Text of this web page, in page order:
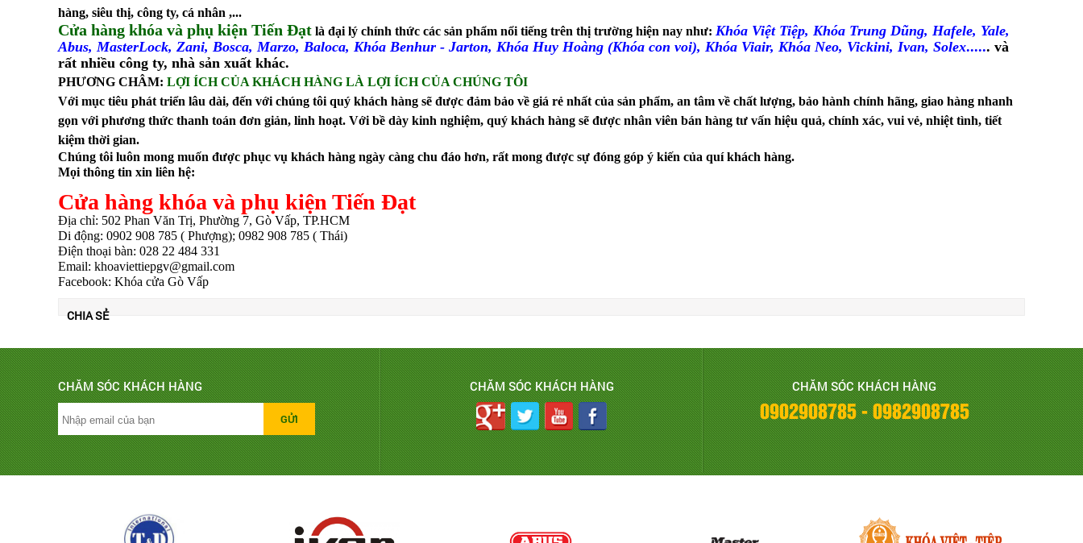
hàng, siêu thị, công ty, cá nhân ,...
Cửa hàng khóa và phụ kiện Tiến Đạt là đại lý chính thức các sản phẩm nổi tiếng trên thị trường hiện nay như: Khóa Việt Tiệp, Khóa Trung Dũng, Hafele, Yale,
Abus, MasterLock, Zani, Bosca, Marzo, Baloca, Khóa Benhur - Jarton, Khóa Huy Hoàng (Khóa con voi), Khóa Viair, Khóa Neo, Vickini, Ivan, Solex...... và
rất nhiều công ty, nhà sản xuất khác.
PHƯƠNG CHÂM: LỢI ÍCH CỦA KHÁCH HÀNG LÀ LỢI ÍCH CỦA CHÚNG TÔI
Với mục tiêu phát triển lâu dài, đến với chúng tôi quý khách hàng sẽ được đảm bảo về giá rẻ nhất của sản phẩm, an tâm về chất lượng, bảo hành chính hãng, giao hàng nhanh
gọn với phương thức thanh toán đơn giản, linh hoạt. Với bề dày kinh nghiệm, quý khách hàng sẽ được nhân viên bán hàng tư vấn hiệu quả, chính xác, vui vẻ, nhiệt tình, tiết
kiệm thời gian.
Chúng tôi luôn mong muốn được phục vụ khách hàng ngày càng chu đáo hơn, rất mong được sự đóng góp ý kiến của quí khách hàng.
Mọi thông tin xin liên hệ:
Cửa hàng khóa và phụ kiện Tiến Đạt
Địa chỉ: 502 Phan Văn Trị, Phường 7, Gò Vấp, TP.HCM
Di động: 0902 908 785 ( Phượng); 0982 908 785 ( Thái)
Điện thoại bàn: 028 22 484 331
Email: khoaviettiepgv@gmail.com
Facebook: Khóa cửa Gò Vấp
CHIA SẺ
CHĂM SÓC KHÁCH HÀNG CHĂM SÓC KHÁCH HÀNG CHĂM SÓC KHÁCH HÀNG
0902908785 - 0982908785